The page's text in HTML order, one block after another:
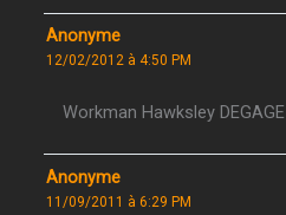
Anonyme
12/02/2012 à 4:50 PM
Workman Hawksley DEGAGE
Anonyme
11/09/2011 à 6:29 PM